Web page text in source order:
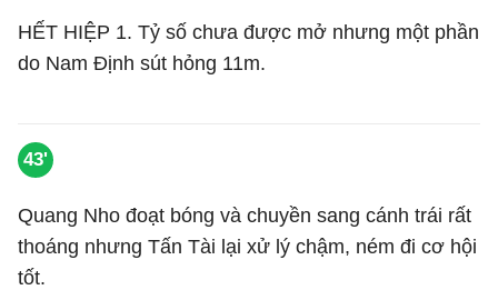
HẾT HIỆP 1. Tỷ số chưa được mở nhưng một phần
do Nam Định sút hỏng 11m.
43'
Quang Nho đoạt bóng và chuyền sang cánh trái rất
thoáng nhưng Tấn Tài lại xử lý chậm, ném đi cơ hội
tốt.